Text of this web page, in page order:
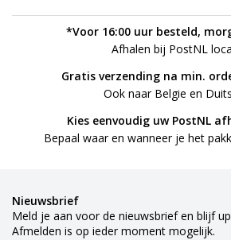
*Voor 16:00 uur besteld,
Afhalen bij PostNL
Gratis verzending na min.
Ook naar Belgie en
Kies eenvoudig uw PostNL
Bepaal waar en wanneer je het
Nieuwsbrief
Meld je aan voor de nieuwsbrief en blijf
Afmelden is op ieder moment mogelijk.